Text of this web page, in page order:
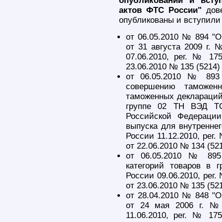
актов ФТС России"
опубликованы и
от 06.05.2010 № 894 "О
от 31 августа 2009 г.
07.06.2010, peг. №
23.06.2010 № 135 (5214)
от 06.05.2010 № 893
совершению
таможенных
группе 02 ТН ВЭД
Российской
выпуска для
России 11.12.2010, peг.
от 22.06.2010 № 134
от 06.05.2010 № 895
категорий товаров в
России 09.06.2010, peг.
от 23.06.2010 № 135
от 28.04.2010 № 848 "О
от 24 мая 2006 г. №
11.06.2010, peг. №